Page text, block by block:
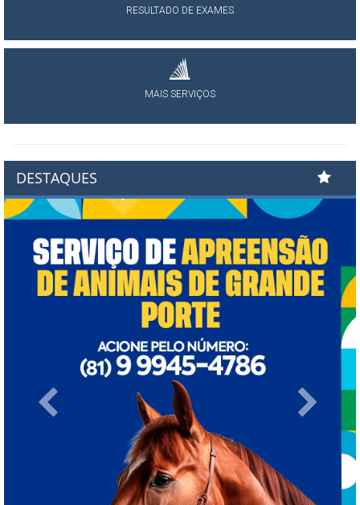
RESULTADO DE EXAMES
MAIS SERVIÇOS
DESTAQUES